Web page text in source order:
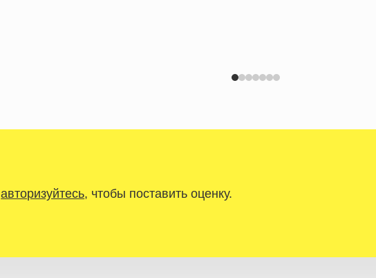
авторизуйтесь, чтобы поставить оценку.